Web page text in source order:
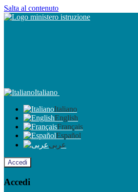
Salta al contenuto
Italiano
Italiano
English
Français
Español
عربى
Accedi
Accedi